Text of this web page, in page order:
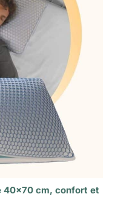
40×70 cm, confort et